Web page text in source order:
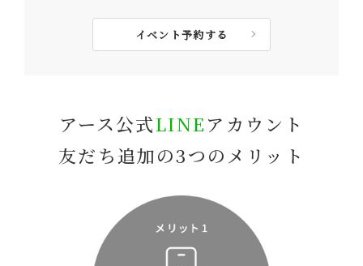
イベント予約する
アース公式LINEアカウント
友だち追加の3つのメリット